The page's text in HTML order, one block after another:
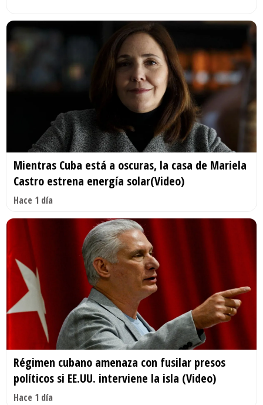
Mientras Cuba está a oscuras, la casa de Mariela
Castro estrena energía solar(Video)
Hace 1 día
Régimen cubano amenaza con fusilar presos
políticos si EE.UU. interviene la isla (Video)
Hace 1 día